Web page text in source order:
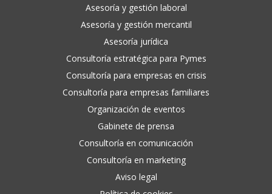
Asesoría y gestión laboral
Asesoría y gestión mercantil
Asesoría jurídica
Consultoría estratégica para Pymes
Consultoría para empresas en crisis
Consultoría para empresas familiares
Organización de eventos
Gabinete de prensa
Consultoría en comunicación
Consultoría en marketing
Aviso legal